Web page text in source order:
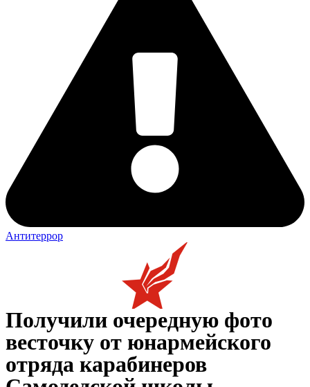
Антитеррор
Получили очередную фото
весточку от юнармейского
отряда карабинеров